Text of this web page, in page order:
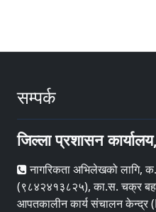
सम्पर्क
जिल्ला प्रशासन
नागरिकता अभिलेखको लागि,
(९८४२४१३८२५), का.स. चक्र
आपतकालीन कार्य संचालन केन्द्र